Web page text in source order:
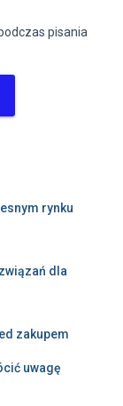
pisania
rynku
dla
zakupem
uwagę